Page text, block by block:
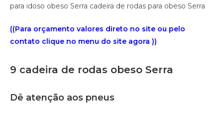
para idoso obeso Serra cadeira de rodas para obeso Serra
((Para orçamento valores direto no site ou pelo
contato clique no menu do site agora ))
9 cadeira de rodas obeso Serra
Dê atenção aos pneus